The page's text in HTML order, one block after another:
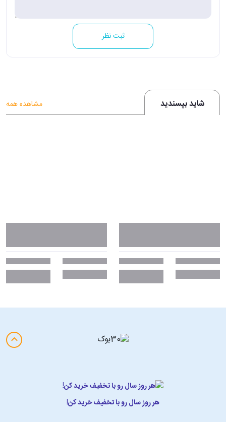
ثبت نظر
شاید بپسندید مشاهده همه
هر روز سال رو با تخفیف خرید کن!